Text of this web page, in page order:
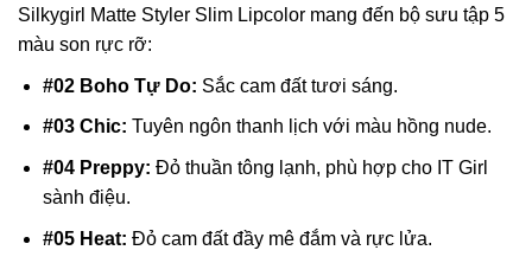
Silkygirl Matte Styler Slim Lipcolor mang đến bộ sưu tập 5
màu son rực rỡ:
#02 Boho Tự Do: Sắc cam đất tươi sáng.
#03 Chic: Tuyên ngôn thanh lịch với màu hồng nude.
#04 Preppy: Đỏ thuần tông lạnh, phù hợp cho IT Girl
sành điệu.
#05 Heat: Đỏ cam đất đầy mê đắm và rực lửa.